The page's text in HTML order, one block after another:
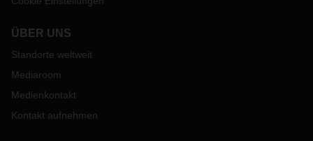
ÜBER UNS
Standorte weltweit
Mediaroom
Medienkontakt
Kontakt aufnehmen